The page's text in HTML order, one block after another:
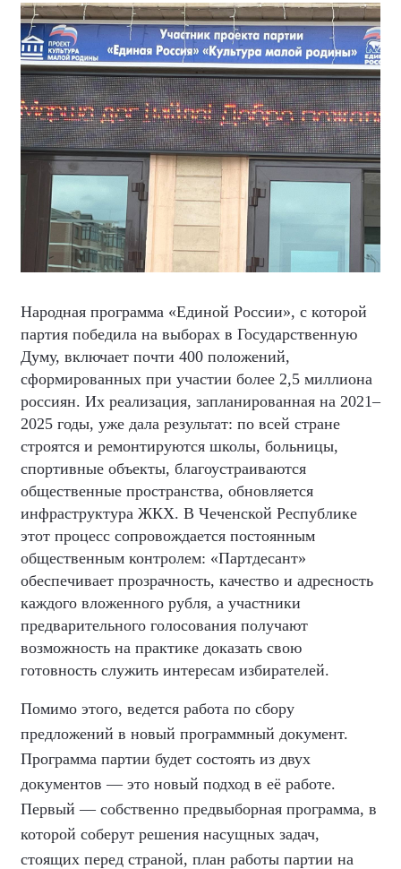
Народная программа «Единой России», с которой
партия победила на выборах в Государственную
Думу, включает почти 400 положений,
сформированных при участии более 2,5 миллиона
россиян. Их реализация, запланированная на 2021–
2025 годы, уже дала результат: по всей стране
строятся и ремонтируются школы, больницы,
спортивные объекты, благоустраиваются
общественные пространства, обновляется
инфраструктура ЖКХ. В Чеченской Республике
этот процесс сопровождается постоянным
общественным контролем: «Партдесант»
обеспечивает прозрачность, качество и адресность
каждого вложенного рубля, а участники
предварительного голосования получают
возможность на практике доказать свою
готовность служить интересам избирателей.
Помимо этого, ведется работа по сбору
предложений в новый программный документ.
Программа партии будет состоять из двух
документов — это новый подход в её работе.
Первый — собственно предвыборная программа, в
которой соберут решения насущных задач,
стоящих перед страной, план работы партии на